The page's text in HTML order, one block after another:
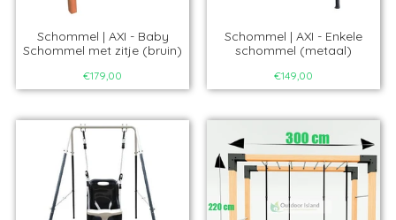
Schommel | AXI - Baby
Schommel met zitje (bruin)
€179,00
Schommel | AXI - Enkele
schommel (metaal)
€149,00